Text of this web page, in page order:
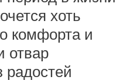
хоть
комфорта и
отвар
радостей